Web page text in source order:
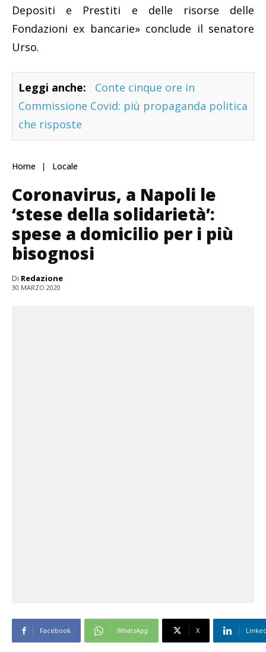
Depositi e Prestiti e delle risorse delle
Fondazioni ex bancarie» conclude il senatore
Urso.
Leggi anche:
Conte cinque ore in
Commissione Covid: più propaganda politica
che risposte
Home Locale
Coronavirus, a Napoli le
‘stese della solidarietà’:
spese a domicilio per i più
bisognosi
Di Redazione
30 MARZO 2020
Facebook WhatsApp X